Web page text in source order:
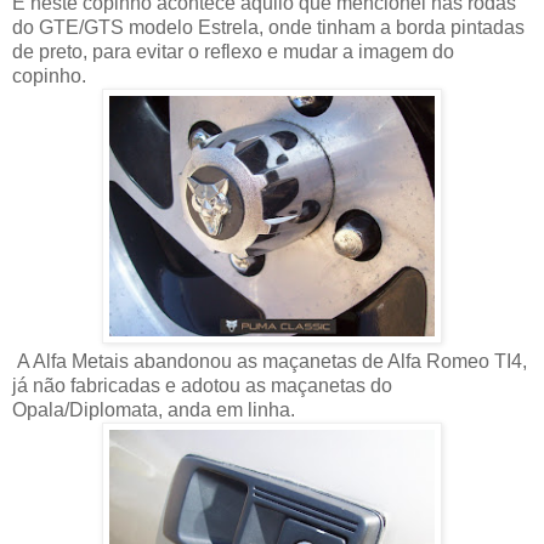
do GTE/GTS modelo Estrela, onde tinham a borda pintadas
de preto, para evitar o reflexo e mudar a imagem do
copinho.
A Alfa Metais abandonou as maçanetas de Alfa Romeo TI4,
já não fabricadas e adotou as maçanetas do
Opala/Diplomata, anda em linha.